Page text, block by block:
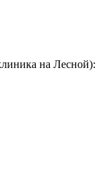
на Лесной):